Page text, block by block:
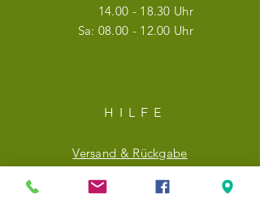
14.00 - 18.30 Uhr
Sa: 08.00 - 12.00 Uhr
HILF E
Versand & Rückgabe